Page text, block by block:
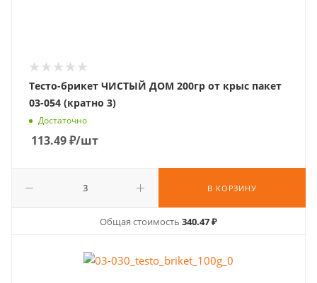
Тесто-брикет ЧИСТЫЙ ДОМ 200гр от крыс пакет
03-054 (кратно 3)
Достаточно
113.49₽/шт
В КОРЗИНУ
Общая стоимость 340.47 ₽